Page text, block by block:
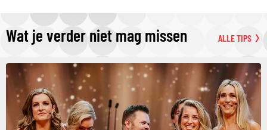
Wat je verder niet mag missen ALLE TIPS